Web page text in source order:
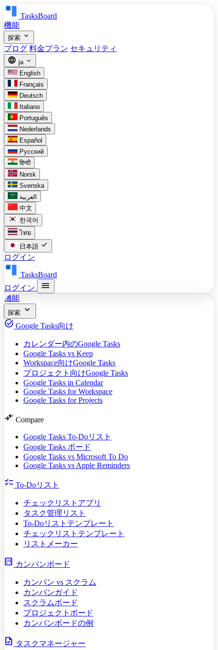
TasksBoard
機能
探索 expand_more
ブログ 料金プラン セキュリティ
language ja expand_more
English
Français
Deutsch
Italiano
Português
Nederlands
Español
Русский
हिन्दी
Norsk
Svenska
العربية
中文
한국어
ไทย
日本語 check
ログイン
TasksBoard
ログイン
menu
機能
探索 expand_more
task_alt Google Tasks向け
カレンダー内のGoogle Tasks
Google Tasks vs Keep
Workspace向けGoogle Tasks
プロジェクト向けGoogle Tasks
Google Tasks in Calendar
Google Tasks for Workspace
Google Tasks for Projects
compare_arrows Compare
Google Tasks To-Doリスト
Google Tasks ボード
Google Tasks vs Microsoft To Do
Google Tasks vs Apple Reminders
checklist To-Doリスト
チェックリストアプリ
タスク管理リスト
To-Doリストテンプレート
チェックリストテンプレート
リストメーカー
view_kanban カンバンボード
カンバン vs スクラム
カンバンガイド
スクラムボード
プロジェクトボード
カンバンボードの例
task タスクマネージャー